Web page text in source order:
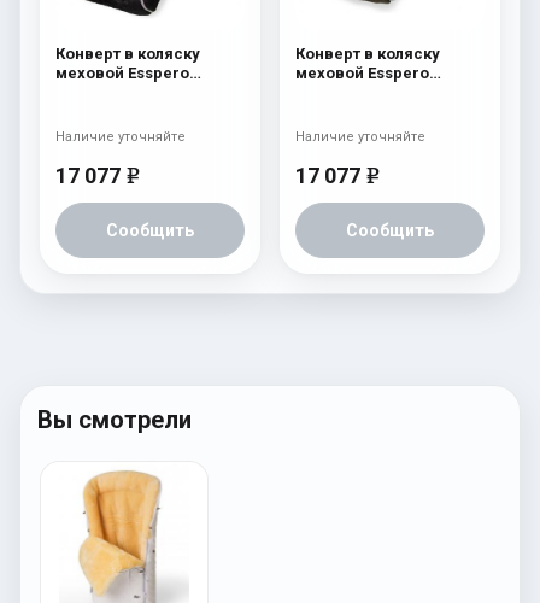
Конверт в коляску
меховой Esspero
Black
17 077 e
Сообщить
Наличие уточняйте
Конверт в коляску
меховой Esspero
Brown
17 077 e
Сообщить
Наличие уточняйте
Вы смотрели